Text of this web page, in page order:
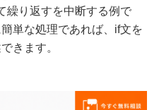
繰り返すを中断する例で
単な処理であれば、if文を
きます。